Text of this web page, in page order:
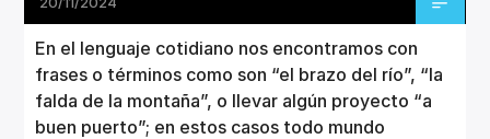
En el lenguaje cotidiano nos encontramos con
frases o términos como son “el brazo del río”, “la
falda de la montaña”, o llevar algún proyecto “a
buen puerto”; en estos casos todo mundo